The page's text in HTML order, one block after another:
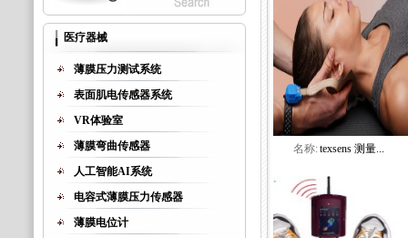
医疗器械
薄膜压力测试系统
表面肌电传感器系统
VR体验室
薄膜弯曲传感器
人工智能AI系统
电容式薄膜压力传感器
薄膜电位计
名称:texsens 测量...